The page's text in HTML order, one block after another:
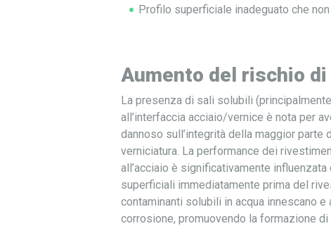
Profilo superficiale inadeguato che
Aumento del rischio
La presenza di sali solubili
all’interfaccia acciaio/vernice è nota per
dannoso sull’integrità della maggior parte
verniciatura. La performance dei
all’acciaio è significativamente
superficiali immediatamente prima del
contaminanti solubili in acqua innescano e
corrosione, promuovendo la formazione